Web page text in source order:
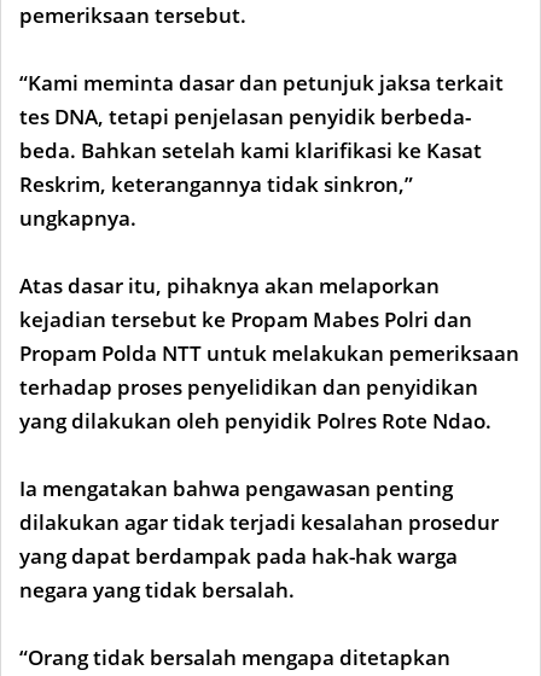
pemeriksaan tersebut.
“Kami meminta dasar dan petunjuk jaksa terkait
tes DNA, tetapi penjelasan penyidik berbeda-
beda. Bahkan setelah kami klarifikasi ke Kasat
Reskrim, keterangannya tidak sinkron,”
ungkapnya.
Atas dasar itu, pihaknya akan melaporkan
kejadian tersebut ke Propam Mabes Polri dan
Propam Polda NTT untuk melakukan pemeriksaan
terhadap proses penyelidikan dan penyidikan
yang dilakukan oleh penyidik Polres Rote Ndao.
Ia mengatakan bahwa pengawasan penting
dilakukan agar tidak terjadi kesalahan prosedur
yang dapat berdampak pada hak-hak warga
negara yang tidak bersalah.
“Orang tidak bersalah mengapa ditetapkan